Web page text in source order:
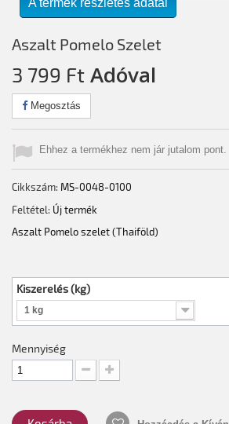
A termék részletes adatai
Aszalt Pomelo Szelet
3 799 Ft‎ Adóval
Megosztás
Ehhez a termékhez nem jár jutalom pont.
Cikkszám: MS-0048-0100
Feltétel: Új termék
Aszalt Pomelo szelet (Thaiföld)
Kiszerelés (kg)
1 kg
Mennyiség